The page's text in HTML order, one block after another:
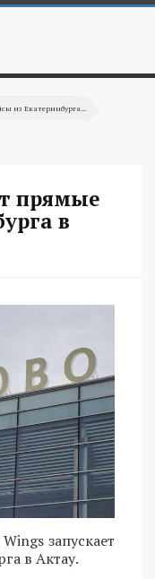
из Екатеринбурга...
прямые
в
запускает
в Актау.